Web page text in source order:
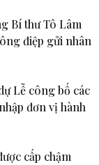
Bí thư Tô Lâm
điệp gửi nhân
Lễ công bố các
đơn vị hành
cấp chậm